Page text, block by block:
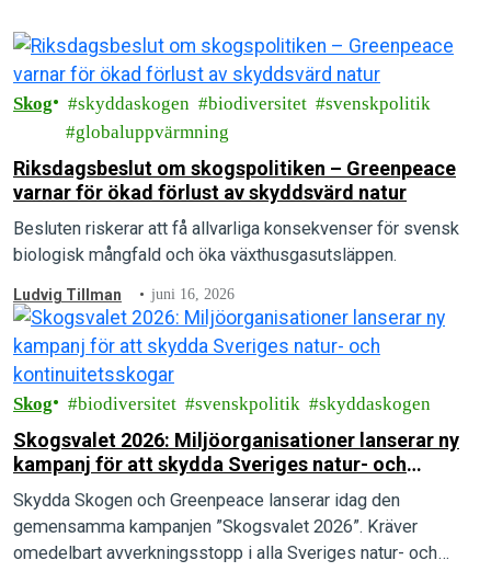
Skog skyddaskogen biodiversitet
svenskpolitik
globaluppvärmning
Riksdagsbeslut om skogspolitiken – Greenpeace
varnar för ökad förlust av skyddsvärd natur
Besluten riskerar att få allvarliga konsekvenser för svensk
biologisk mångfald och öka växthusgasutsläppen.
Ludvig Tillman juni 16, 2026
Skog biodiversitet svenskpolitik skyddaskogen
Skogsvalet 2026: Miljöorganisationer lanserar ny
kampanj för att skydda Sveriges natur- och
kontinuitetsskogar
Skydda Skogen och Greenpeace lanserar idag den
gemensamma kampanjen ”Skogsvalet 2026”. Kräver
omedelbart avverkningsstopp i alla Sveriges natur- och